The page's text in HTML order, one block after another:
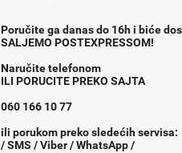
Poručite ga danas do 16h i biće
SALJEMO POSTEXPRESSOM!
Naručite telefonom
ILI PORUCITE PREKO SAJTA
060 166 10 77
ili porukom preko sledećih servisa:
/ SMS / Viber / WhatsApp /